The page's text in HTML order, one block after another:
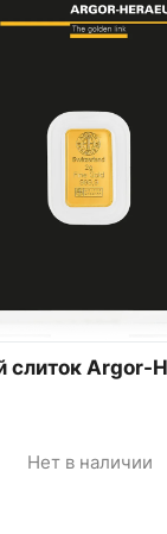
Argor-
Нет в наличии